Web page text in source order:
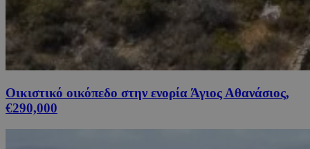
Οικιστικό οικόπεδο στην ενορία Άγιος Αθανάσιος,
€290,000